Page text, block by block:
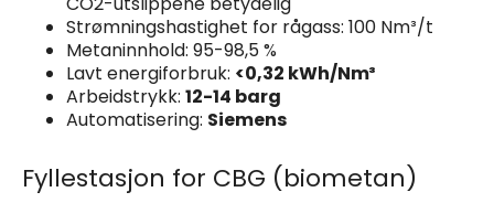
Strømningshastighet for rågass: 100 Nm³/t
Metaninnhold: 95-98,5 %
Lavt energiforbruk: <0,32 kWh/Nm³
Arbeidstrykk: 12-14 barg
Automatisering: Siemens
Fyllestasjon for CBG (biometan)